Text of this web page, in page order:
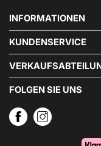
INFORMATIONEN
KUNDENSERVICE
FOLGEN SIE UNS